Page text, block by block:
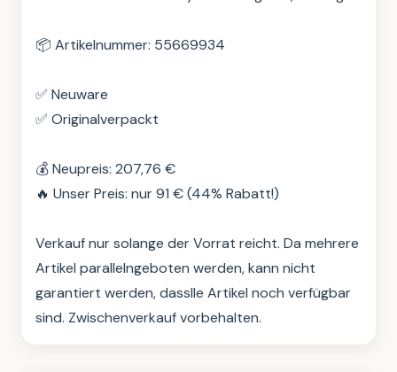
📦 Artikelnummer: 55669934
✅ Neuware
✅ Originalverpackt
💰 Neupreis: 207,76 €
🔥 Unser Preis: nur 91 € (44% Rabatt!)
Verkauf nur solange der Vorrat reicht. Da mehrere
Artikel parallelngeboten werden, kann nicht
garantiert werden, dasslle Artikel noch verfügbar
sind. Zwischenverkauf vorbehalten.